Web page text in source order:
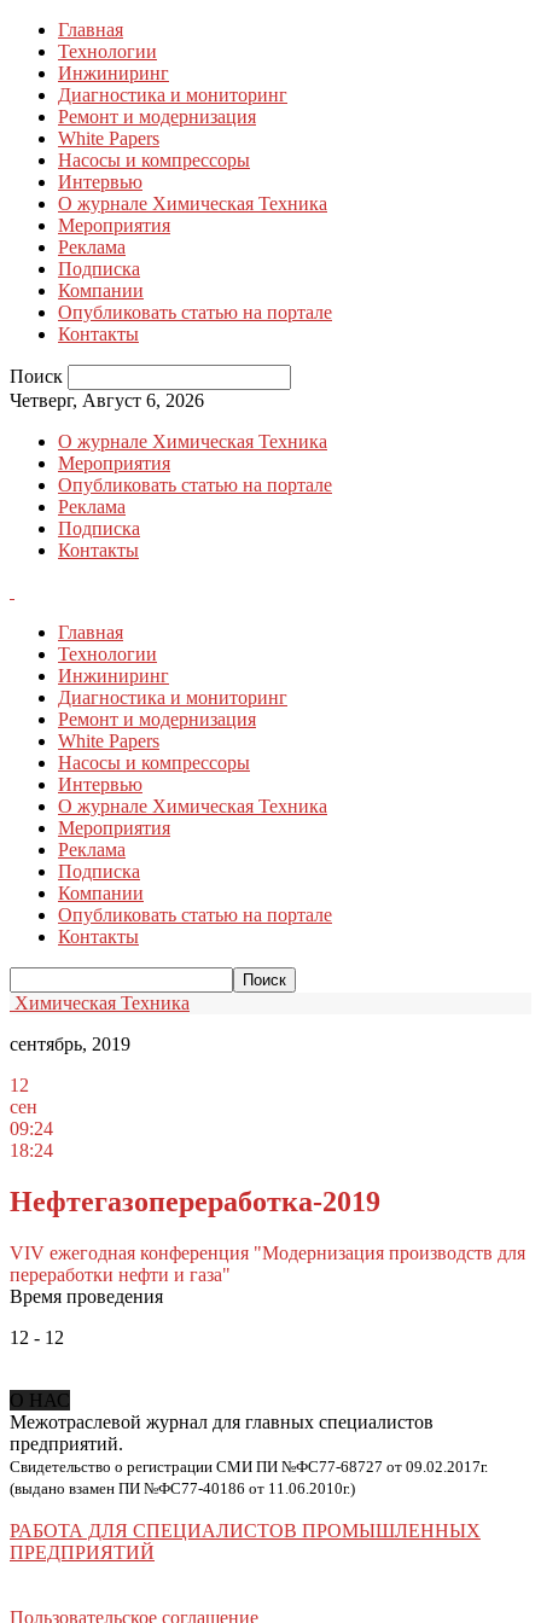
Главная
Технологии
Инжиниринг
Диагностика и мониторинг
Ремонт и модернизация
White Papers
Насосы и компрессоры
Интервью
О журнале Химическая Техника
Мероприятия
Реклама
Подписка
Компании
Опубликовать статью на портале
Контакты
Поиск
Четверг, Август 6, 2026
О журнале Химическая Техника
Мероприятия
Опубликовать статью на портале
Реклама
Подписка
Контакты
Главная
Технологии
Инжиниринг
Диагностика и мониторинг
Ремонт и модернизация
White Papers
Насосы и компрессоры
Интервью
О журнале Химическая Техника
Мероприятия
Реклама
Подписка
Компании
Опубликовать статью на портале
Контакты
Химическая Техника
сентябрь, 2019
12
сен
09:24
18:24
Нефтегазопереработка-2019
VIV ежегодная конференция "Модернизация производств для
переработки нефти и газа"
Время проведения
12 - 12
О НАС
Межотраслевой журнал для главных специалистов
предприятий.
Свидетельство о регистрации СМИ ПИ №ФС77-68727 от 09.02.2017г.
(выдано взамен ПИ №ФС77-40186 от 11.06.2010г.)
РАБОТА ДЛЯ СПЕЦИАЛИСТОВ ПРОМЫШЛЕННЫХ
ПРЕДПРИЯТИЙ
Пользовательское соглашение